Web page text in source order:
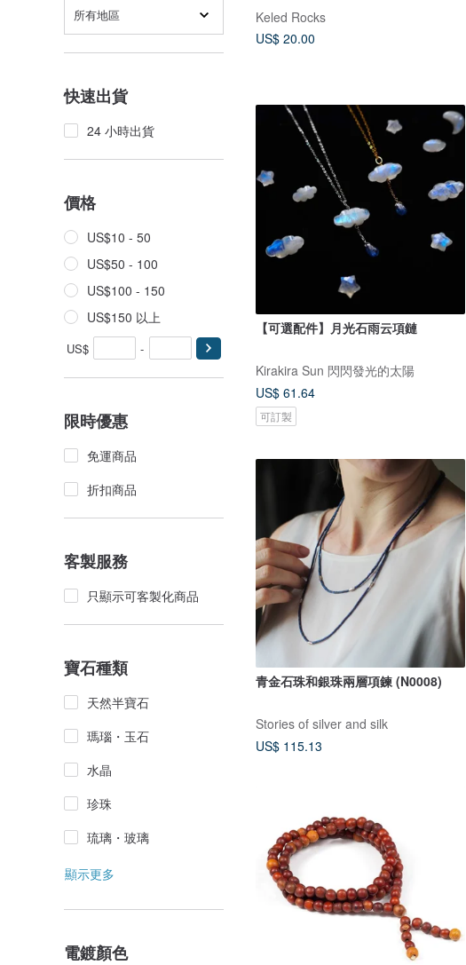
所有地區
快速出貨
24 小時出貨
價格
US$10 - 50
US$50 - 100
US$100 - 150
US$150 以上
US$ -
限時優惠
免運商品
折扣商品
客製服務
只顯示可客製化商品
寶石種類
天然半寶石
瑪瑙・玉石
水晶
珍珠
琉璃・玻璃
顯示更多
電鍍顏色
Keled Rocks
US$ 20.00
【可選配件】月光石雨云項鏈
Kirakira Sun 閃閃發光的太陽
US$ 61.64
可訂製
青金石珠和銀珠兩層項鍊 (N0008)
Stories of silver and silk
US$ 115.13